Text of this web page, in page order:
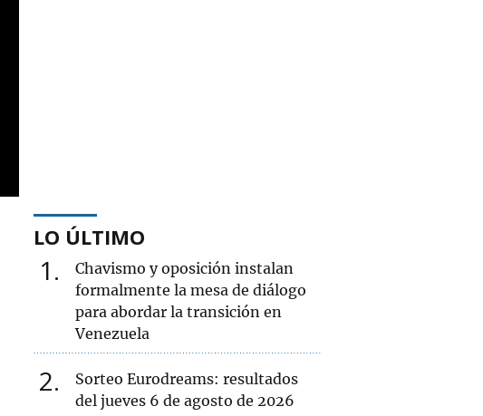
LO ÚLTIMO
1
Chavismo y oposición instalan
formalmente la mesa de diálogo
para abordar la transición en
Venezuela
2
Sorteo Eurodreams: resultados
del jueves 6 de agosto de 2026